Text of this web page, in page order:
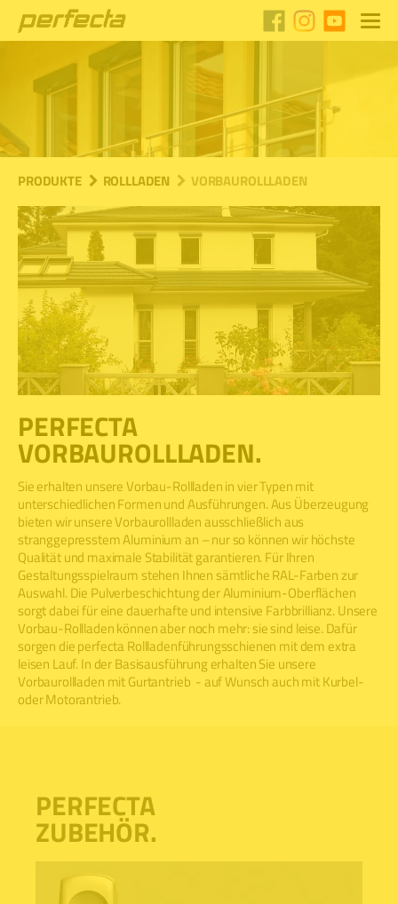
PRODUKTE ROLLLADEN VORBAUROLLLADEN
PERFECTA
VORBAUROLLLADEN.
Sie erhalten unsere Vorbau-Rollladen in vier Typen mit
unterschiedlichen Formen und Ausführungen. Aus Überzeugung
bieten wir unsere Vorbaurollladen ausschließlich aus
stranggepresstem Aluminium an – nur so können wir höchste
Qualität und maximale Stabilität garantieren. Für Ihren
Gestaltungsspielraum stehen Ihnen sämtliche RAL-Farben zur
Auswahl. Die Pulverbeschichtung der Aluminium-Oberflächen
sorgt dabei für eine dauerhafte und intensive Farbbrillianz. Unsere
Vorbau-Rollladen können aber noch mehr: sie sind leise. Dafür
sorgen die perfecta Rollladenführungsschienen mit dem extra
leisen Lauf. In der Basisausführung erhalten Sie unsere
Vorbaurollladen mit Gurtantrieb - auf Wunsch auch mit Kurbel-
oder Motorantrieb.
PERFECTA
ZUBEHÖR.